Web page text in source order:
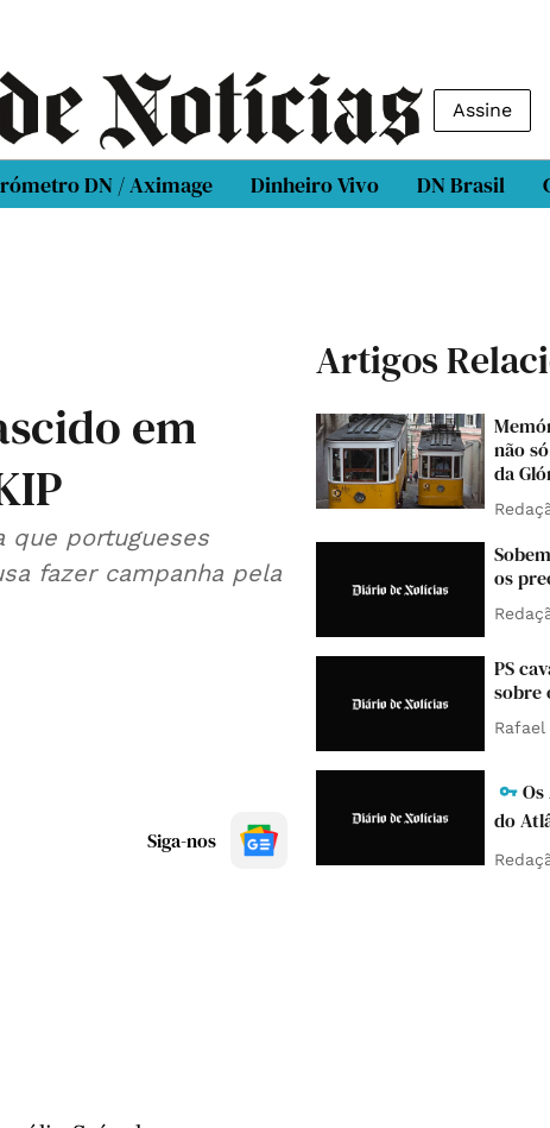
Assine
DN / Aximage Dinheiro Vivo DN Brasil
em
que portugueses
fazer campanha pela
Siga-nos
Artigos
não
da
os
PS
sobre
Rafael
do